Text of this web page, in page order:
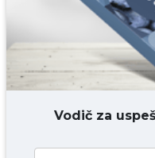
Vodič za